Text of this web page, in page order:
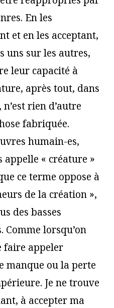
En les
et en les acceptant,
uns sur les autres,
leur capacité à
après tout, dans
rien d’autre
fabriquée.
humain-es,
appelle « créature »
ce terme oppose à
de la création »,
des basses
Comme lorsqu’on
faire appeler
manque ou la perte
Je ne trouve
à accepter ma